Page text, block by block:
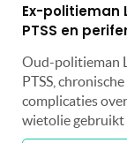
Ex-politieman
PTSS en
Oud-politieman
PTSS,
complicaties
wietolie gebruikt